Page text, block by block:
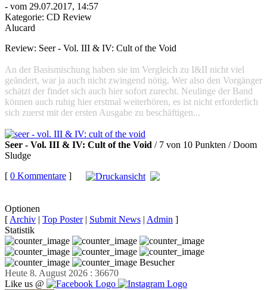
- vom 29.07.2017, 14:57
Kategorie: CD Review
Alucard
Review: Seer - Vol. III & IV: Cult of the Void
An der Basismischung haben sie im Vergleich zu I&II nicht viel
geändert, war ja auch nicht zwingend nötig. Wer also den Vorgänger
schätzt der findet sich auch hier sofort zurecht. Neulinge der Band
können auch ruhig hier erstmal weiterhören, es ist nicht erforderlich
sich zuerst mit der ersten Ausgabe zu beschäftigen...
Seer - Vol. III & IV: Cult of the Void / 7 von 10 Punkten / Doom
Sludge
[ 0 Kommentare ]
Optionen
[ Archiv | Top Poster| Submit News | Admin ]
Statistik
Besucher
Heute 8. August 2026 : 36670
Like us @